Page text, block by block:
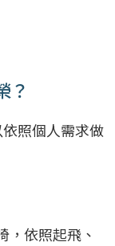
？
照個人需求做
，依照起飛、